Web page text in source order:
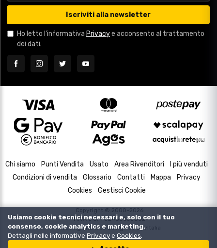
Iscriviti alla newsletter
Ho letto l'informativa Privacye acconsento al trattamento
dei dati.
Chi siamo Punti Vendita Usato Area Rivenditori
I più venduti
Condizioni di vendita
Glossario Contatti Mappa
Privacy
Cookies
Gestisci Cookie
Copyright © 2000-2026
P.IVA e C.F. 02433630502
Housing and Web Design byDevItalia
Usiamo cookie tecnici necessari e, solo con il tuo
consenso, cookie analytics e marketing.
Dettagli nelle informative Privacye Cookies